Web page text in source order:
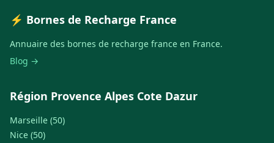
⚡ Bornes de Recharge France
Annuaire des bornes de recharge france en France.
Blog →
Région Provence Alpes Cote Dazur
Marseille (50)
Nice (50)